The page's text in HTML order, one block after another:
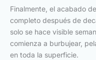
Finalmente, el acabado
completo después de
solo se hace visible
comienza a burbujear,
en toda la superficie.